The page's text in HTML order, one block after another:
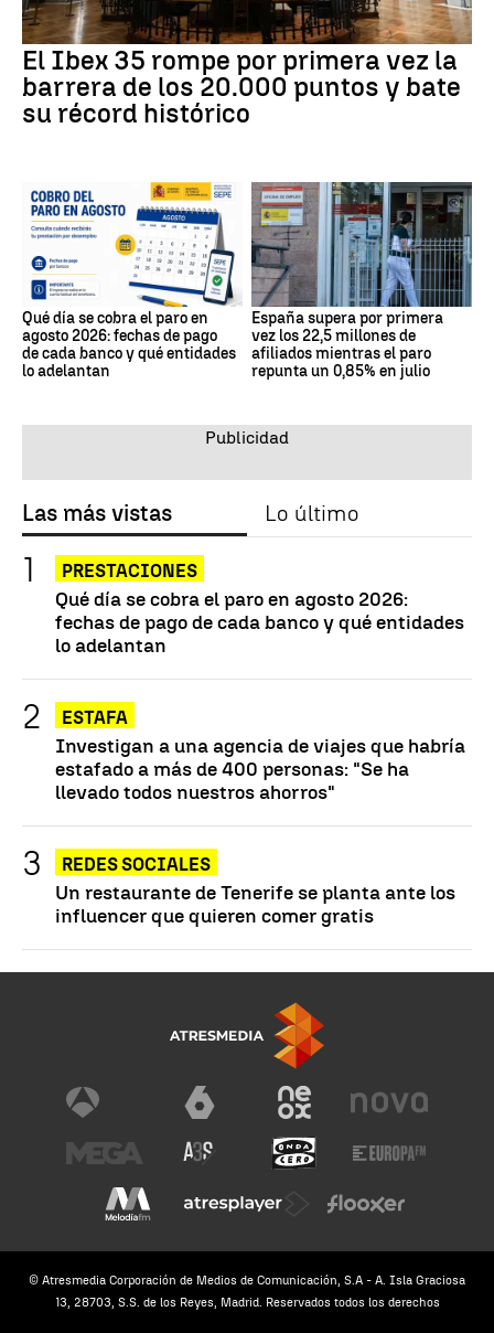
El Ibex 35 rompe por primera vez la
barrera de los 20.000 puntos y bate
su récord histórico
Qué día se cobra el paro en
agosto 2026: fechas de pago
de cada banco y qué entidades
lo adelantan
España supera por primera
vez los 22,5 millones de
afiliados mientras el paro
repunta un 0,85% en julio
Las más vistas Lo último
PRESTACIONES
Qué día se cobra el paro en agosto 2026:
fechas de pago de cada banco y qué entidades
lo adelantan
ESTAFA
Investigan a una agencia de viajes que habría
estafado a más de 400 personas: "Se ha
llevado todos nuestros ahorros"
REDES SOCIALES
Un restaurante de Tenerife se planta ante los
influencer que quieren comer gratis
© Atresmedia Corporación de Medios de Comunicación, S.A - A. Isla Graciosa
13, 28703, S.S. de los Reyes, Madrid. Reservados todos los derechos